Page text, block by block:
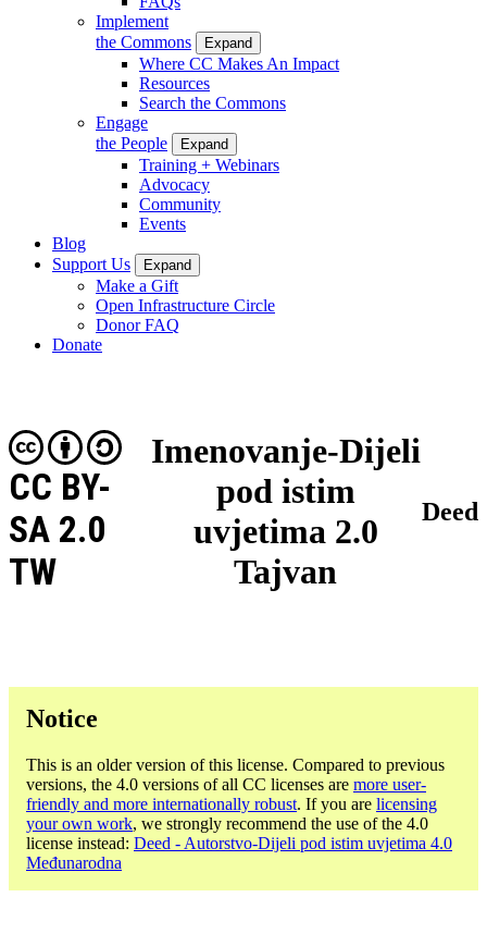
Implement
the Commons
Expand
Where CC Makes An Impact
Resources
Search the Commons
Engage
the People
Expand
Training + Webinars
Advocacy
Community
Events
Blog
Support Us
Expand
Make a Gift
Open Infrastructure Circle
Donor FAQ
Donate
Imenovanje-Dijeli
pod istim
uvjetima 2.0
Tajvan
CC BY-
SA 2.0
TW
Deed
Notice
This is an older version of this license. Compared to previous
versions, the 4.0 versions of all CC licenses are more user-
friendly and more internationally robust. If you are licensing
your own work, we strongly recommend the use of the 4.0
license instead: Deed - Autorstvo-Dijeli pod istim uvjetima 4.0
Međunarodna